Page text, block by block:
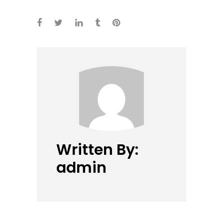
Written By:
admin